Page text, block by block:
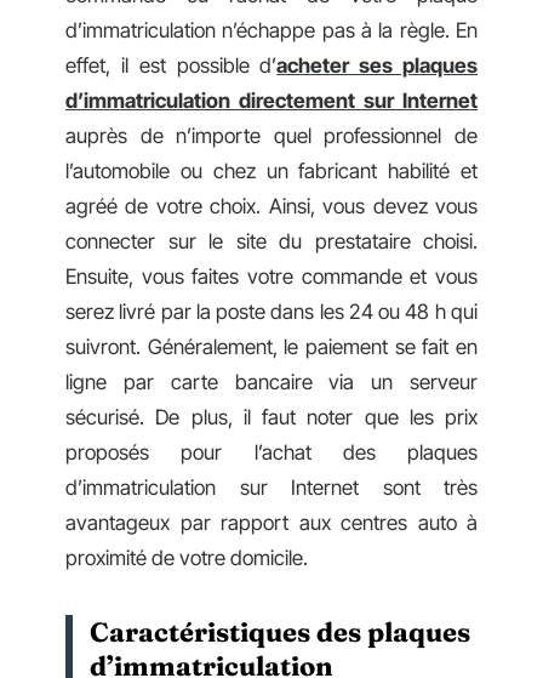
d’immatriculation n’échappe pas à la règle. En
effet, il est possible d’acheter ses plaques
d’immatriculation directement sur Internet
auprès de n’importe quel professionnel de
l’automobile ou chez un fabricant habilité et
agréé de votre choix. Ainsi, vous devez vous
connecter sur le site du prestataire choisi.
Ensuite, vous faites votre commande et vous
serez livré par la poste dans les 24 ou 48 h qui
suivront. Généralement, le paiement se fait en
ligne par carte bancaire via un serveur
sécurisé. De plus, il faut noter que les prix
proposés pour l’achat des plaques
d’immatriculation sur Internet sont très
avantageux par rapport aux centres auto à
proximité de votre domicile.
Caractéristiques des plaques
d’immatriculation